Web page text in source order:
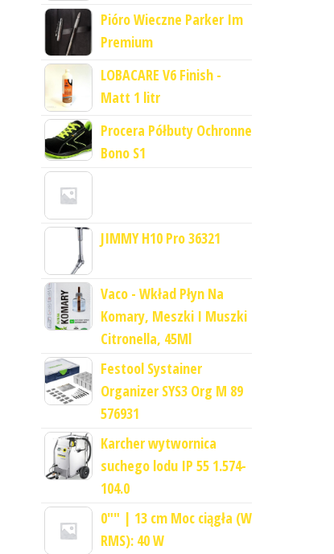
Pióro Wieczne Parker Im
Premium
LOBACARE V6 Finish -
Matt 1 litr
Procera Półbuty Ochronne
Bono S1
JIMMY H10 Pro 36321
Vaco - Wkład Płyn Na
Komary, Meszki I Muszki
Citronella, 45Ml
Festool Systainer
Organizer SYS3 Org M 89
576931
Karcher wytwornica
suchego lodu IP 55 1.574-
104.0
0"" | 13 cm Moc ciągła (W
RMS): 40 W